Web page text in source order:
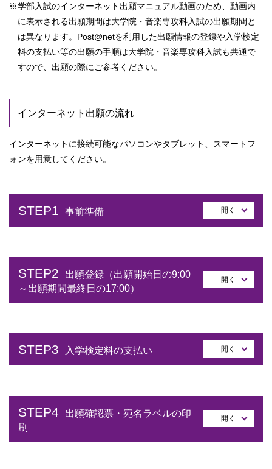
※学部入試のインターネット出願マニュアル動画のため、動画内
に表示される出願期間は大学院・音楽専攻科入試の出願期間と
は異なります。Post@netを利用した出願情報の登録や入学検定
料の支払い等の出願の手順は大学院・音楽専攻科入試も共通で
すので、出願の際にご参考ください。
インターネット出願の流れ
インターネットに接続可能なパソコンやタブレット、スマートフ
ォンを用意してください。
STEP1 事前準備 開く
STEP2
出願登録（出願開始日の9:00
～出願期間最終日の17:00）
開く
STEP3 入学検定料の支払い 開く
STEP4
出願確認票・宛名ラベルの印
刷
開く